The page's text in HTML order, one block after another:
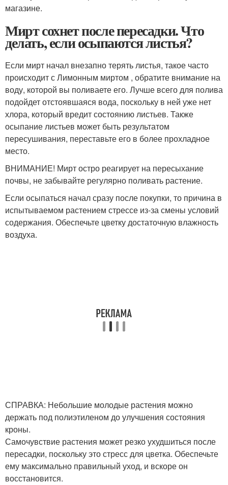
магазине.
Мирт сохнет после пересадки. Что
делать, если осыпаются листья?
Если мирт начал внезапно терять листья, такое часто
происходит с Лимонным миртом , обратите внимание на
воду, которой вы поливаете его. Лучше всего для полива
подойдет отстоявшаяся вода, поскольку в ней уже нет
хлора, который вредит состоянию листьев. Также
осыпание листьев может быть результатом
пересушивания, переставьте его в более прохладное
место.
ВНИМАНИЕ! Мирт остро реагирует на пересыхание
почвы, не забывайте регулярно поливать растение.
Если осыпаться начал сразу после покупки, то причина в
испытываемом растением стрессе из-за смены условий
содержания. Обеспечьте цветку достаточную влажность
воздуха.
СПРАВКА: Небольшие молодые растения можно
держать под полиэтиленом до улучшения состояния
кроны.
Самочувствие растения может резко ухудшиться после
пересадки, поскольку это стресс для цветка. Обеспечьте
ему максимально правильный уход, и вскоре он
восстановится.